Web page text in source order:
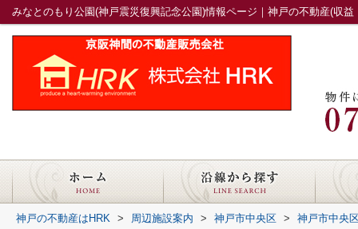
みなとのもり公園(神戸震災復興記念公園)情報ページ｜神戸の不動産(収
神戸の不動産はHRK > 周辺施設案内 > 神戸市中央区 > 神戸市中央